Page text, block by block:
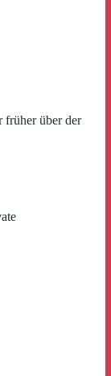
früher über der